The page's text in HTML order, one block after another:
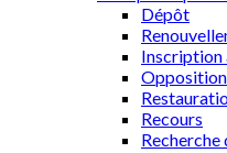
Dépôt
Inscription
Opposition
Recours
Recherche